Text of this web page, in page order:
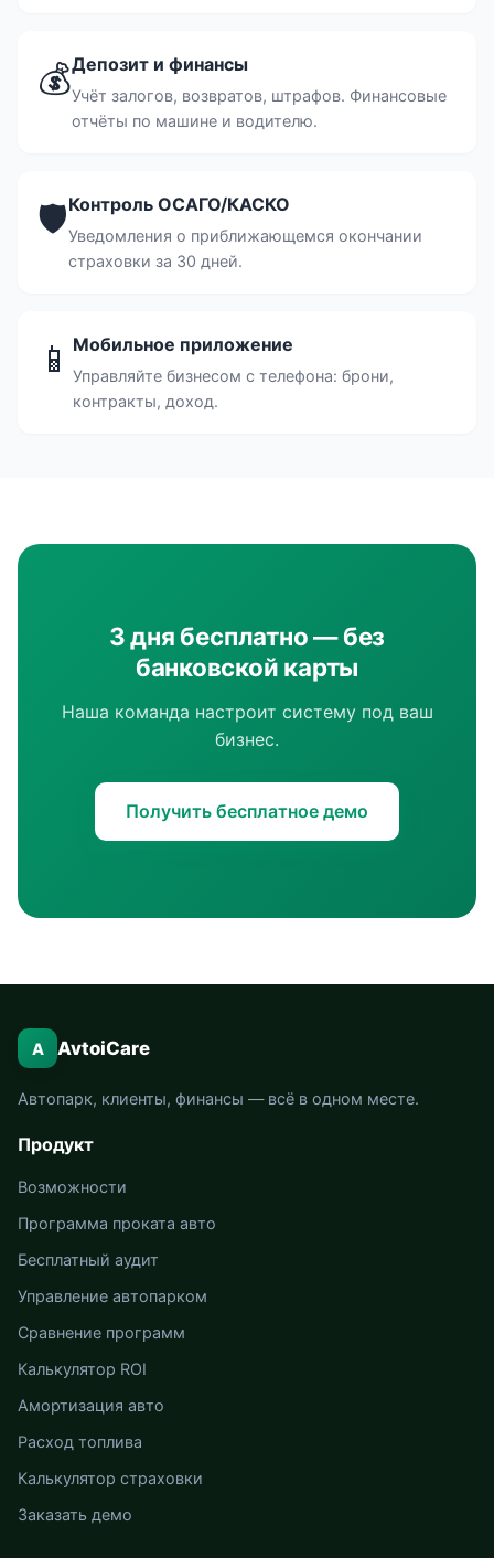
💰Депозит и финансы
Учёт залогов, возвратов, штрафов. Финансовые
отчёты по машине и водителю.
🛡Контроль ОСАГО/КАСКО
Уведомления о приближающемся окончании
страховки за 30 дней.
📱 Мобильное приложение
Управляйте бизнесом с телефона: брони,
контракты, доход.
3 дня бесплатно — без
банковской карты
Наша команда настроит систему под ваш
бизнес.
Получить бесплатное демо
A AvtoiCare
Автопарк, клиенты, финансы — всё в одном месте.
Продукт
Возможности
Программа проката авто
Бесплатный аудит
Управление автопарком
Сравнение программ
Калькулятор ROI
Амортизация авто
Расход топлива
Калькулятор страховки
Заказать демо